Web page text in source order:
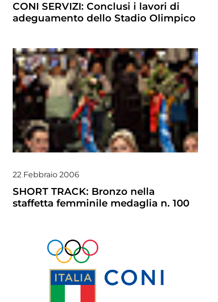
CONI SERVIZI: Conclusi i lavori di
adeguamento dello Stadio Olimpico
22 Febbraio 2006
SHORT TRACK: Bronzo nella
staffetta femminile medaglia n. 100